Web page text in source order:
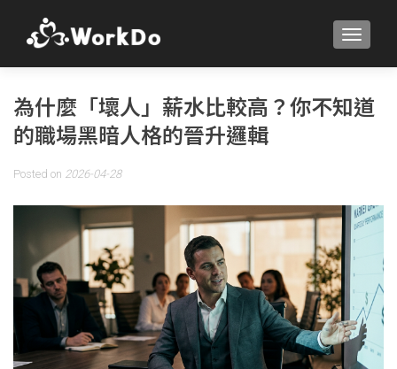
為什麼「壞人」薪水比較高？你不知道
的職場黑暗人格的晉升邏輯
Posted on 2026-04-28